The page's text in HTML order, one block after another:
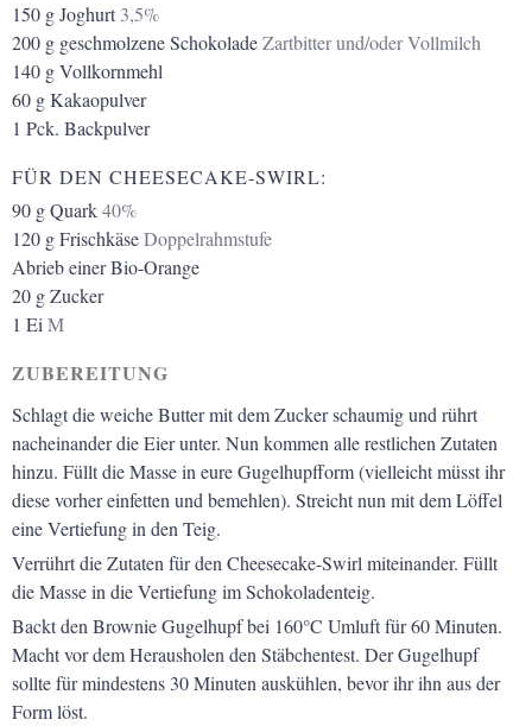
150 gJoghurt 3,5%
200 g geschmolzene SchokoladeZartbitter und/oder Vollmilch
140 gVollkornmehl
60 gKakaopulver
1 Pck. Backpulver
FÜR DEN CHEESECAKE-SWIRL:
90 gQuark40%
120 gFrischkäseDoppelrahmstufe
Abrieb einer Bio-Orange
20 gZucker
1 Ei M
ZUBEREITUNG
Schlagt die weiche Butter mit dem Zucker schaumig und rührt
nacheinander die Eier unter. Nun kommen alle restlichen Zutaten
hinzu. Füllt die Masse in eure Gugelhupfform (vielleicht müsst ihr
diese vorher einfetten und bemehlen). Streicht nun mit dem Löffel
eine Vertiefung in den Teig.
Verrührt die Zutaten für den Cheesecake-Swirl miteinander. Füllt
die Masse in die Vertiefung im Schokoladenteig.
Backt den Brownie Gugelhupf bei 160°C Umluft für 60 Minuten.
Macht vor dem Herausholen den Stäbchentest. Der Gugelhupf
sollte für mindestens 30 Minuten auskühlen, bevor ihr ihn aus der
Form löst.